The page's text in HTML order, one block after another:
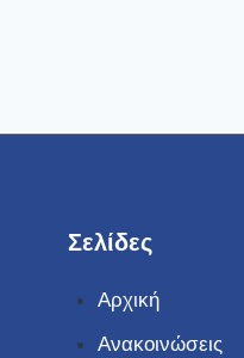
Σελίδες
Αρχική
Ανακοινώσεις